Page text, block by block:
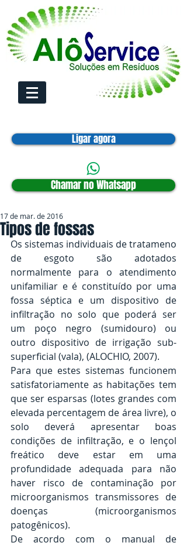
Ligar agora
Chamar no Whatsapp
Tipos de fossas
17 de mar. de 2016
Os sistemas individuais de tratameno
de esgoto são adotados
normalmente para o atendimento
unifamiliar e é constituído por uma
fossa séptica e um dispositivo de
infiltração no solo que poderá ser
um poço negro (sumidouro) ou
outro dispositivo de irrigação sub-
superficial (vala), (ALOCHIO, 2007).
Para que estes sistemas funcionem
satisfatoriamente as habitações tem
que ser esparsas (lotes grandes com
elevada percentagem de área livre), o
solo deverá apresentar boas
condições de infiltração, e o lençol
freático deve estar em uma
profundidade adequada para não
haver risco de contaminação por
microorganismos transmissores de
doenças (microorganismos
patogênicos).
De acordo com o manual de